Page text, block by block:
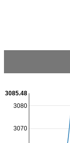
3070
3080
3085.48